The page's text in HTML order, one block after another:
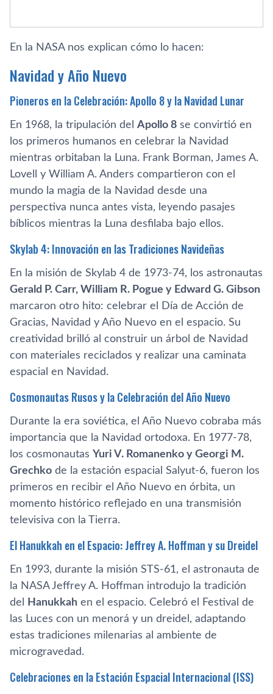
En la NASA nos explican cómo lo hacen:
Navidad y Año Nuevo
Pioneros en la Celebración: Apollo 8 y la Navidad Lunar
En 1968, la tripulación del Apollo 8 se convirtió en
los primeros humanos en celebrar la Navidad
mientras orbitaban la Luna. Frank Borman, James A.
Lovell y William A. Anders compartieron con el
mundo la magia de la Navidad desde una
perspectiva nunca antes vista, leyendo pasajes
bíblicos mientras la Luna desfilaba bajo ellos.
Skylab 4: Innovación en las Tradiciones Navideñas
En la misión de Skylab 4 de 1973-74, los astronautas
Gerald P. Carr, William R. Pogue y Edward G. Gibson
marcaron otro hito: celebrar el Día de Acción de
Gracias, Navidad y Año Nuevo en el espacio. Su
creatividad brilló al construir un árbol de Navidad
con materiales reciclados y realizar una caminata
espacial en Navidad.
Cosmonautas Rusos y la Celebración del Año Nuevo
Durante la era soviética, el Año Nuevo cobraba más
importancia que la Navidad ortodoxa. En 1977-78,
los cosmonautas Yuri V. Romanenko y Georgi M.
Grechko de la estación espacial Salyut-6, fueron los
primeros en recibir el Año Nuevo en órbita, un
momento histórico reflejado en una transmisión
televisiva con la Tierra.
El Hanukkah en el Espacio: Jeffrey A. Hoffman y su Dreidel
En 1993, durante la misión STS-61, el astronauta de
la NASA Jeffrey A. Hoffman introdujo la tradición
del
Hanukkah en el espacio. Celebró el Festival de
las Luces con un menorá y un dreidel, adaptando
estas tradiciones milenarias al ambiente de
microgravedad.
Celebraciones en la Estación Espacial Internacional (ISS)